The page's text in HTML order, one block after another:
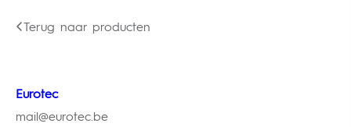
Terug naar producten
Eurotec
mail@eurotec.be